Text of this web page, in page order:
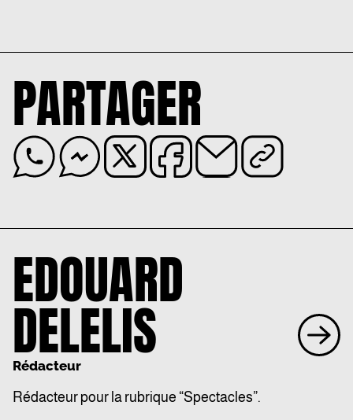
PARTAGER
EDOUARD
DELELIS
Rédacteur
Rédacteur pour la rubrique “Spectacles”.